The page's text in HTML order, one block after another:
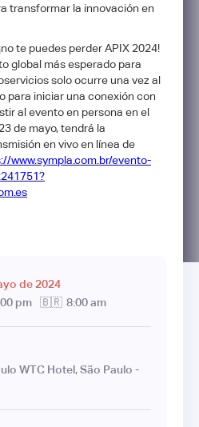
transformar la innovación en
te puedes perder APIX 2024!
global más esperado para
solo ocurre una vez al
para iniciar una conexión con
al evento en persona en el
de mayo, tendrá la
en vivo en línea de
www.sympla.com.br/evento-
de 2024
pm 🇧🇷 8:00 am
WTC Hotel, São Paulo -